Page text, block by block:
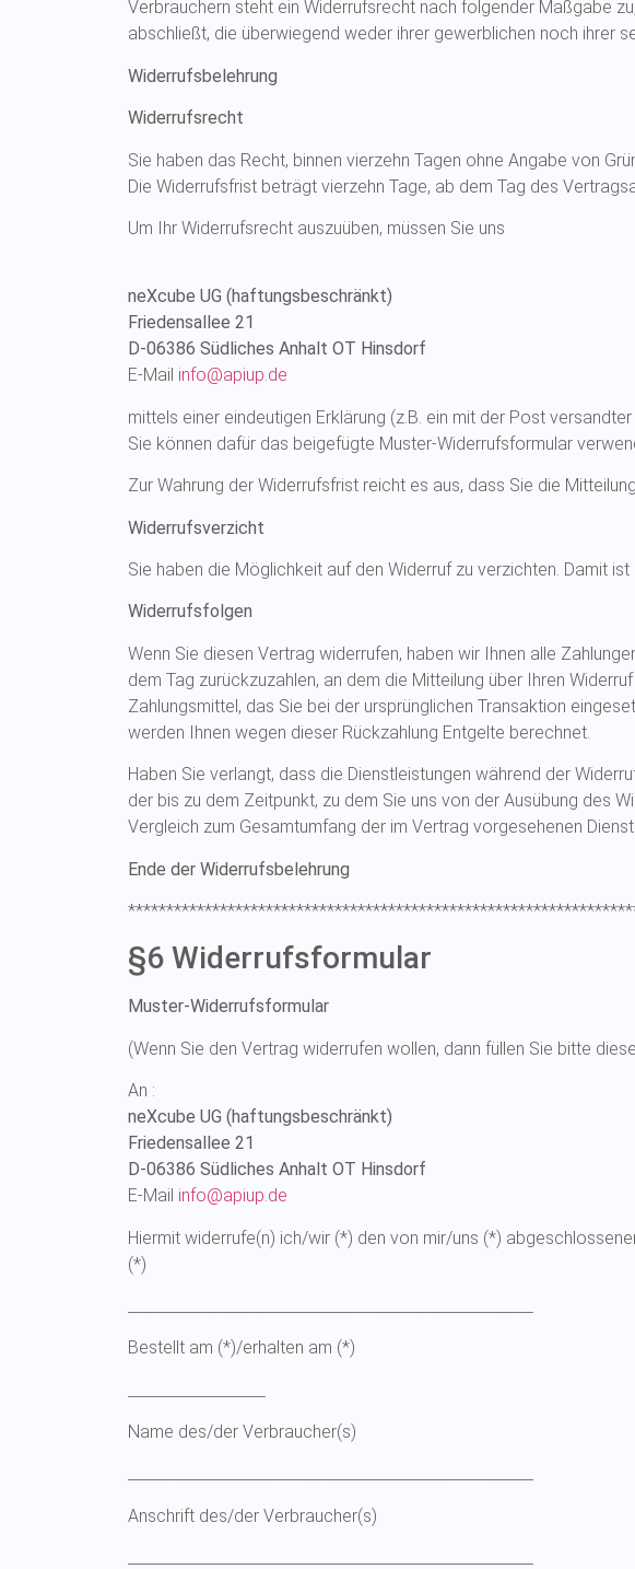
Verbrauchern steht ein Widerrufsrecht nach folgender Maßgabe
abschließt, die überwiegend weder ihrer gewerblichen noch ihrer
Widerrufsbelehrung
Widerrufsrecht
Sie haben das Recht, binnen vierzehn Tagen ohne Angabe von
Die Widerrufsfrist beträgt vierzehn Tage, ab dem Tag des
Um Ihr Widerrufsrecht auszuüben, müssen Sie uns
neXcube UG (haftungsbeschränkt)
Friedensallee 21
D-06386 Südliches Anhalt OT Hinsdorf
E-Mail info@apiup.de
mittels einer eindeutigen Erklärung (z.B. ein mit der Post
Sie können dafür das beigefügte Muster-Widerrufsformular
Zur Wahrung der Widerrufsfrist reicht es aus, dass Sie die
Widerrufsverzicht
Sie haben die Möglichkeit auf den Widerruf zu verzichten. Damit
Widerrufsfolgen
Wenn Sie diesen Vertrag widerrufen, haben wir Ihnen alle
dem Tag zurückzuzahlen, an dem die Mitteilung über Ihren
Zahlungsmittel, das Sie bei der ursprünglichen Transaktion
werden Ihnen wegen dieser Rückzahlung Entgelte berechnet.
Haben Sie verlangt, dass die Dienstleistungen während der
der bis zu dem Zeitpunkt, zu dem Sie uns von der Ausübung des
Vergleich zum Gesamtumfang der im Vertrag vorgesehenen
Ende der Widerrufsbelehrung
§6 Widerrufsformular
Muster-Widerrufsformular
(Wenn Sie den Vertrag widerrufen wollen, dann füllen Sie bitte
An :
neXcube UG (haftungsbeschränkt)
Friedensallee 21
D-06386 Südliches Anhalt OT Hinsdorf
E-Mail info@apiup.de
Hiermit widerrufe(n) ich/wir (*) den von mir/uns (*)
(*)
Bestellt am (*)/erhalten am (*)
Name des/der Verbraucher(s)
Anschrift des/der Verbraucher(s)